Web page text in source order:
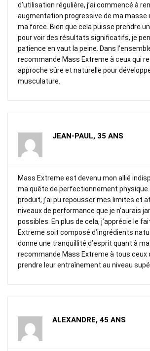
d’utilisation régulière, j’ai commencé à
augmentation progressive de ma masse
ma force. Bien que cela puisse prendre
pour voir des résultats significatifs, je
patience en vaut la peine. Dans
recommande Mass Extreme à ceux qui
approche sûre et naturelle pour
musculature.
JEAN-PAUL, 35 ANS
Mass Extreme est devenu mon allié
ma quête de perfectionnement physique.
produit, j’ai pu repousser mes limites et
niveaux de performance que je n’aurais
possibles. En plus de cela, j’apprécie le
Extreme soit composé d’ingrédients
donne une tranquillité d’esprit quant à
recommande Mass Extreme à tous ceux
prendre leur entraînement au niveau
ALEXANDRE, 45 ANS